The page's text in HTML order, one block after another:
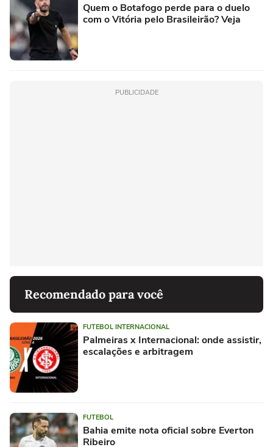
Quem o Botafogo perde para o duelo
com o Vitória pelo Brasileirão? Veja
PUBLICIDADE
Recomendado para você
FUTEBOL INTERNACIONAL
Palmeiras x Internacional: onde assistir,
escalações e arbitragem
FUTEBOL
Bahia emite nota oficial sobre Everton
Ribeiro